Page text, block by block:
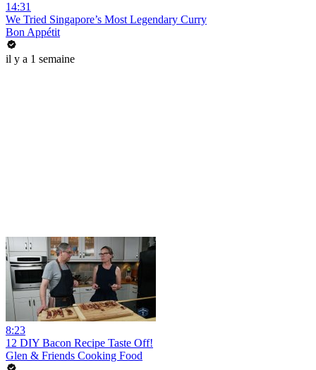
14:31
We Tried Singapore’s Most Legendary Curry
Bon Appétit
il y a 1 semaine
8:23
12 DIY Bacon Recipe Taste Off!
Glen & Friends Cooking Food